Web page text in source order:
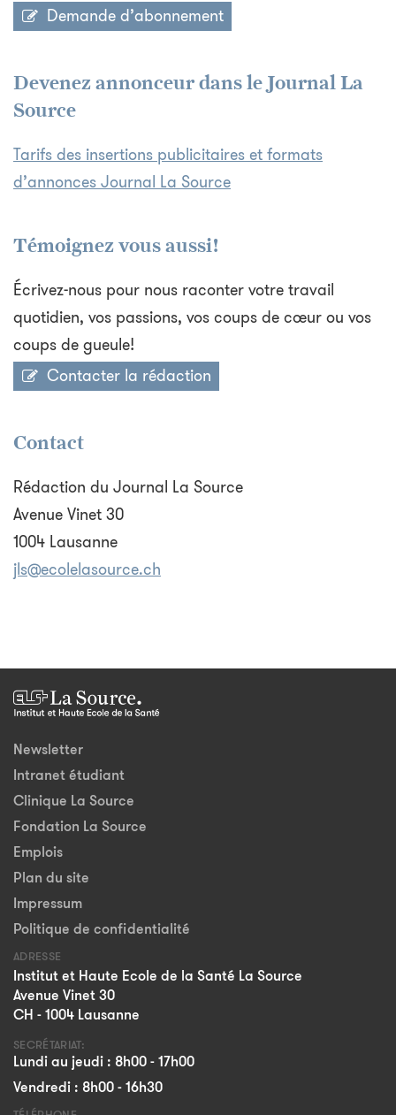
Demande d’abonnement
Devenez annonceur dans le Journal La
Source
Tarifs des insertions publicitaires et formats
d’annonces Journal La Source
Témoignez vous aussi!
Écrivez-nous pour nous raconter votre travail
quotidien, vos passions, vos coups de cœur ou vos
coups de gueule!
Contacter la rédaction
Contact
Rédaction du Journal La Source
Avenue Vinet 30
1004 Lausanne
jls@ecolelasource.ch
Newsletter
Intranet étudiant
Clinique La Source
Fondation La Source
Emplois
Plan du site
Impressum
Politique de confidentialité
ADRESSE
Institut et Haute Ecole de la Santé La Source
Avenue Vinet 30
CH - 1004 Lausanne
SECRÉTARIAT:
Lundi au jeudi : 8h00 - 17h00
Vendredi : 8h00 - 16h30